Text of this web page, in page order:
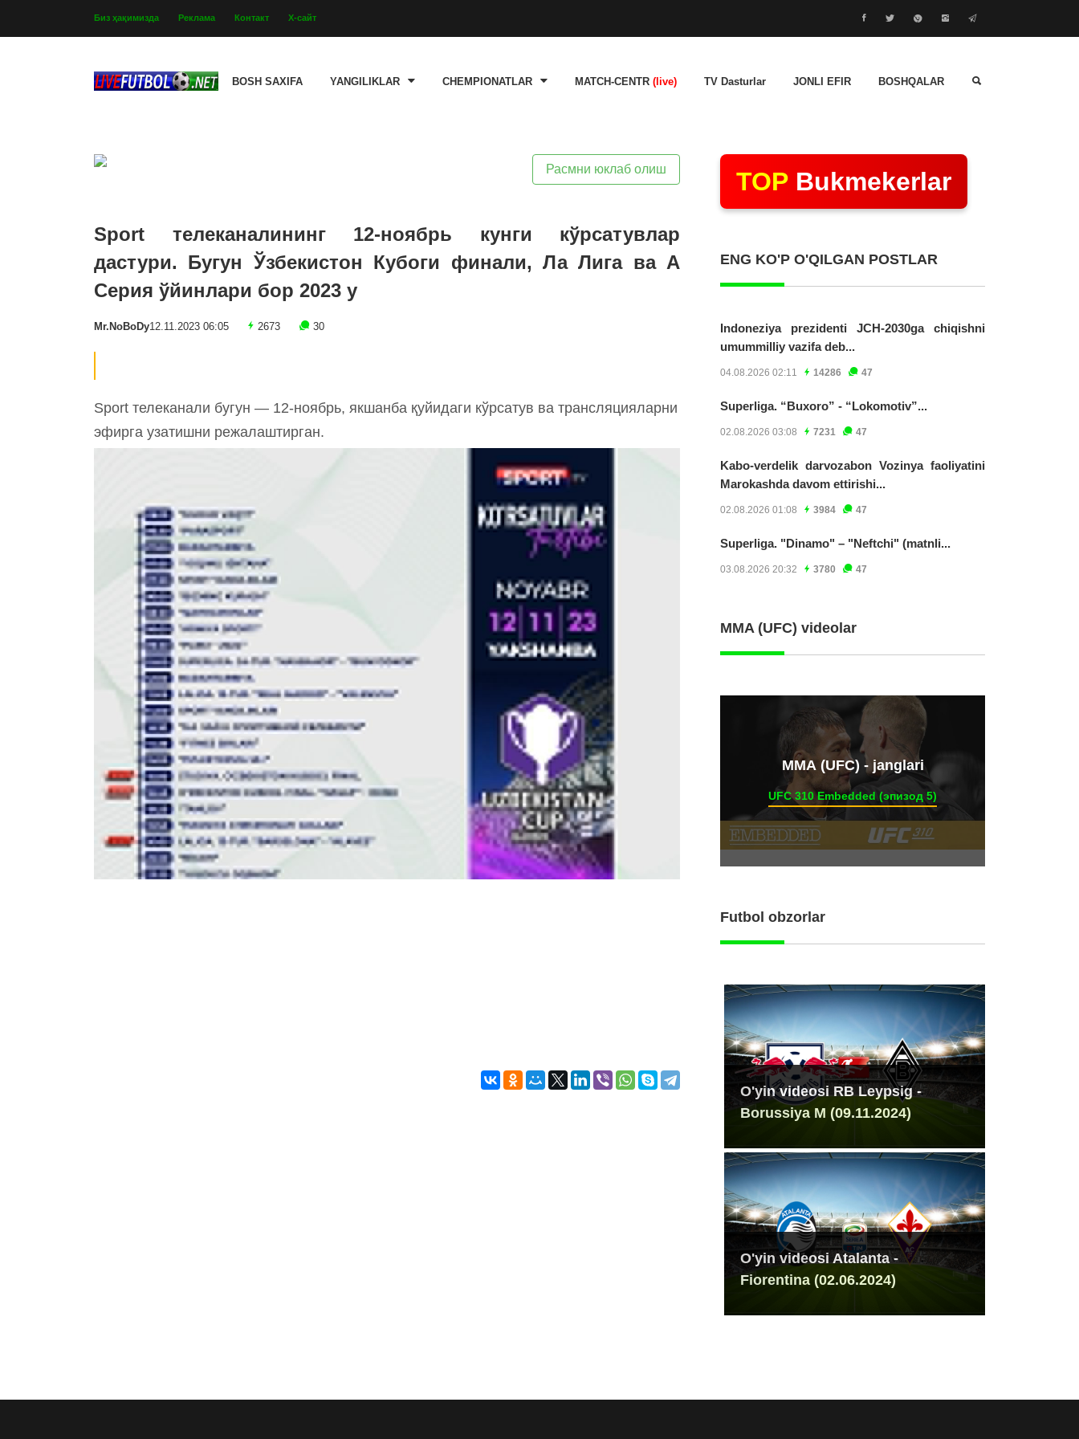
Биз ҳақимизда Реклама Контакт Х-сайт
BOSH SAXIFA YANGILIKLAR CHEMPIONATLAR MATCH-CENTR (live) TV Dasturlar JONLI EFIR BOSHQALAR
Расмни юклаб олиш
Sport телеканалининг 12-ноябрь кунги кўрсатувлар
дастури. Бугун Ўзбекистон Кубоги финали, Ла Лига ва А
Серия ўйинлари бор 2023 y
Mr.NoBoDy12.11.2023 06:05 2673 30
Sport телеканали бугун — 12-ноябрь, якшанба қуйидаги кўрсатув ва трансляцияларни
эфирга узатишни режалаштирган.
TOP Bukmekerlar
ENG KO'P O'QILGAN POSTLAR
Indoneziya prezidenti JCH-2030ga chiqishni
umummilliy vazifa deb...
04.08.2026 02:11 14286 47
Superliga. “Buxoro” - “Lokomotiv”...
02.08.2026 03:08 7231 47
Kabo-verdelik darvozabon Vozinya faoliyatini
Marokashda davom ettirishi...
02.08.2026 01:08 3984 47
Superliga. "Dinamo" – "Neftchi" (matnli...
03.08.2026 20:32 3780 47
MMA (UFC) videolar
ММА (UFC) - janglari
UFC 310 Embedded (эпизод 5)
Futbol obzorlar
O'yin videosi RB Leypsig -
Borussiya M (09.11.2024)
O'yin videosi Atalanta -
Fiorentina (02.06.2024)